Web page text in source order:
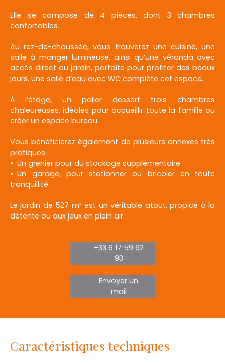
Elle se compose de 4 pièces, dont 3 chambres
confortables.
Au rez-de-chaussée, vous trouverez une cuisine, une
salle à manger lumineuse, ainsi qu’une véranda avec
accès direct au jardin, parfaite pour profiter des beaux
jours. Une salle d’eau avec WC complète cet espace.
À l’étage, un palier dessert trois chambres
chaleureuses, idéales pour accueillir toute la famille ou
créer un espace bureau.
Vous bénéficierez également de plusieurs annexes très
pratiques :
Un grenier pour du stockage supplémentaire
Un garage, pour stationner ou bricoler en toute
tranquillité.
Le jardin de 527 m² est un véritable atout, propice à la
détente ou aux jeux en plein air.
+33 6 17 59 62
93
Envoyer un
mail
Caractéristiques techniques